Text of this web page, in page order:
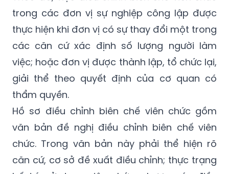
thực hiện khi đơn vị có sự thay đổi một trong
các căn cứ xác định số lượng người làm
việc; hoặc đơn vị được thành lập, tổ chức lại,
giải thể theo quyết định của cơ quan có
thẩm quyền.
Hồ sơ điều chỉnh biên chế viên chức gồm
văn bản đề nghị điều chỉnh biên chế viên
chức. Trong văn bản này phải thể hiện rõ
căn cứ, cơ sở đề xuất điều chỉnh; thực trạng
bố trí, sử dụng viên chức; phương án điều
chỉnh biên chế gắn với việc bố trí, sử dụng